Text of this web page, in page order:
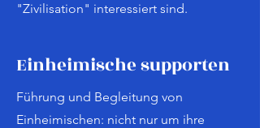
"Zivilisation" interessiert sind.
Einheimische supporten
Führung und Begleitung von
Einheimischen: nicht nur um ihre